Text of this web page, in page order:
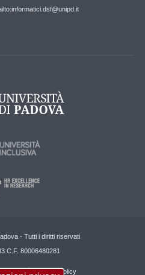
- Tutti i diritti riservati
C.F. 80006480281
sito Privacy policy